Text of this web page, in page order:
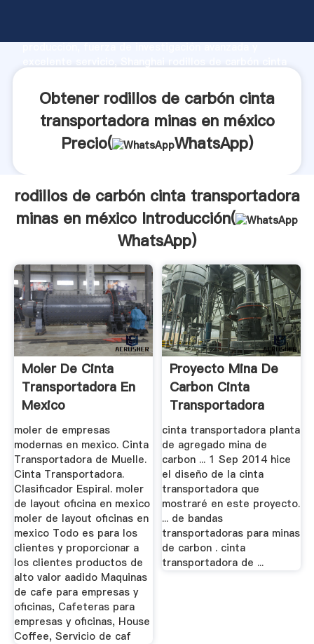
producción, fuerza de investigación avanzada y
valor y aporta valores a todos los clientes.
Obtener rodillos de carbón cinta
transportadora minas en méxico
Precio(
WhatsApp)
rodillos de carbón cinta transportadora
minas en méxico Introducción(
WhatsApp)
Moler De Cinta
Transportadora En
Mexico
moler de empresas
modernas en mexico. Cinta
Transportadora de Muelle.
Cinta Transportadora.
Clasificador Espiral. moler
de layout oficina en mexico
moler de layout oficinas en
mexico Todo es para los
clientes y proporcionar a
los clientes productos de
alto valor aadido Maquinas
de cafe para empresas y
oficinas, Cafeteras para
empresas y oficinas, House
Coffee, Servicio de caf
Proyecto Mina De
Carbon Cinta
Transportadora
cinta transportadora planta
de agregado mina de
carbon ... 1 Sep 2014 hice
el diseño de la cinta
transportadora que
mostraré en este proyecto.
... de bandas
transportadoras para minas
de carbon . cinta
transportadora de ...